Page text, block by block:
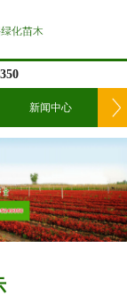
新闻中心 工